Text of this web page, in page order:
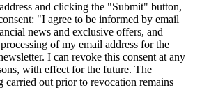
and clicking the "Submit" button,
"I agree to be informed by email
news and exclusive offers, and
of my email address for the
I can revoke this consent at any
with effect for the future. The
carried out prior to revocation remains